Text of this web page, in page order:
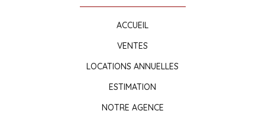
ACCUEIL
VENTES
LOCATIONS ANNUELLES
ESTIMATION
NOTRE AGENCE